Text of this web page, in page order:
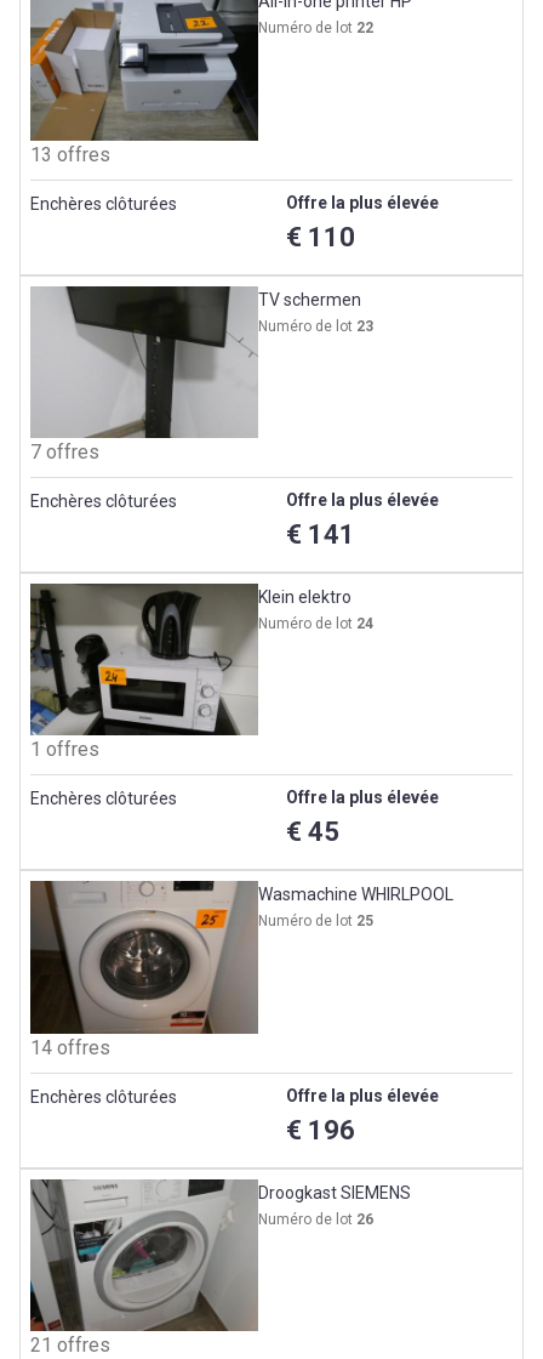
Numéro de lot 22
13 offres
Enchères clôturées Offre la plus élevée
€ 110
TV schermen
Numéro de lot 23
7 offres
Enchères clôturées Offre la plus élevée
€ 141
Klein elektro
Numéro de lot 24
1 offres
Enchères clôturées Offre la plus élevée
€ 45
Wasmachine WHIRLPOOL
Numéro de lot 25
14 offres
Enchères clôturées Offre la plus élevée
€ 196
Droogkast SIEMENS
Numéro de lot 26
21 offres